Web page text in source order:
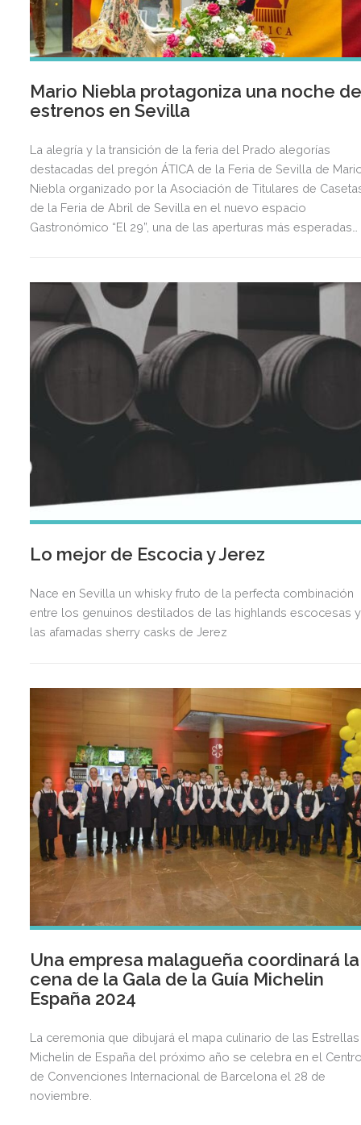
Mario Niebla protagoniza una noche
estrenos en Sevilla
La alegría y la transición de la feria del Prado alegorías
destacadas del pregón ÁTICA de la Feria de Sevilla de
Niebla organizado por la Asociación de Titulares de
de la Feria de Abril de Sevilla en el nuevo espacio
Gastronómico “El 29”, una de las aperturas más esperadas
Lo mejor de Escocia y Jerez
Nace en Sevilla un whisky fruto de la perfecta combinación
entre los genuinos destilados de las highlands escocesas y
las afamadas sherry casks de Jerez
Una empresa malagueña coordinará la
cena de la Gala de la Guía Michelin
España 2024
La ceremonia que dibujará el mapa culinario de las Estrellas
Michelin de España del próximo año se celebra en el
de Convenciones Internacional de Barcelona el 28 de
noviembre.